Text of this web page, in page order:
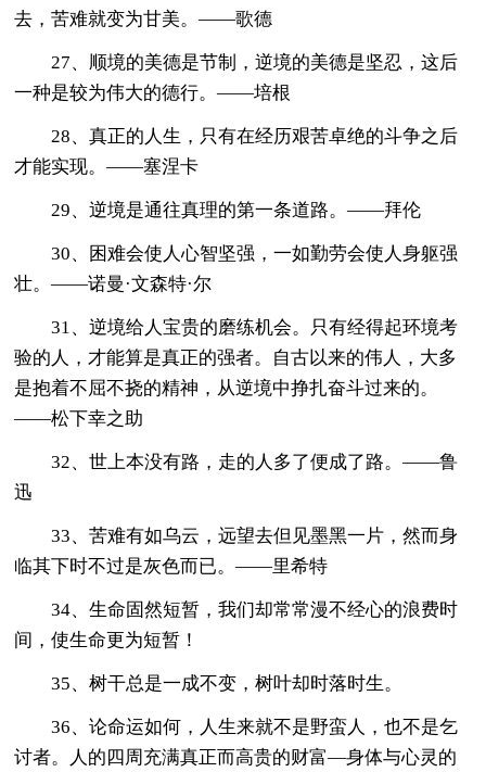
去，苦难就变为甘美。——歌德
27、顺境的美德是节制，逆境的美德是坚忍，这后
一种是较为伟大的德行。——培根
28、真正的人生，只有在经历艰苦卓绝的斗争之后
才能实现。――塞涅卡
29、逆境是通往真理的第一条道路。――拜伦
30、困难会使人心智坚强，一如勤劳会使人身躯强
壮。——诺曼·文森特·尔
31、逆境给人宝贵的磨练机会。只有经得起环境考
验的人，才能算是真正的强者。自古以来的伟人，大多
是抱着不屈不挠的精神，从逆境中挣扎奋斗过来的。
——松下幸之助
32、世上本没有路，走的人多了便成了路。——鲁
迅
33、苦难有如乌云，远望去但见墨黑一片，然而身
临其下时不过是灰色而已。——里希特
34、生命固然短暂，我们却常常漫不经心的浪费时
间，使生命更为短暂！
35、树干总是一成不变，树叶却时落时生。
36、论命运如何，人生来就不是野蛮人，也不是乞
讨者。人的四周充满真正而高贵的财富—身体与心灵的